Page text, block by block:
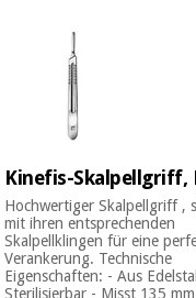
Kinefis-Skalpellgriff,
Hochwertiger Skalpellgriff ,
mit ihren entsprechenden
Skalpellklingen für eine
Verankerung. Technische
Eigenschaften: - Aus
Sterilisierbar - Misst 135